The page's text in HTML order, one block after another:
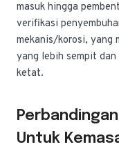
masuk hingga
verifikasi
mekanis/korosi, yang
yang lebih sempit dan
ketat.
Untuk